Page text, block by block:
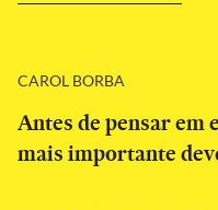
CAROL BORBA
Antes de pensar em
mais importante